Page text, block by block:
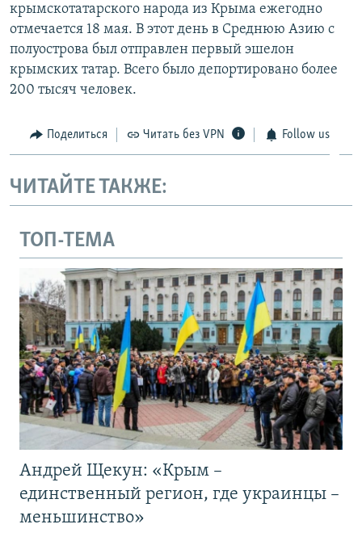
крымскотатарского народа из Крыма ежегодно
отмечается 18 мая. В этот день в Среднюю Азию с
полуострова был отправлен первый эшелон
крымских татар. Всего было депортировано более
200 тысяч человек.
Поделиться Читать без VPN Follow us
ЧИТАЙТЕ ТАКЖЕ:
ТОП-ТЕМА
Андрей Щекун: «Крым –
единственный регион, где украинцы –
меньшинство»